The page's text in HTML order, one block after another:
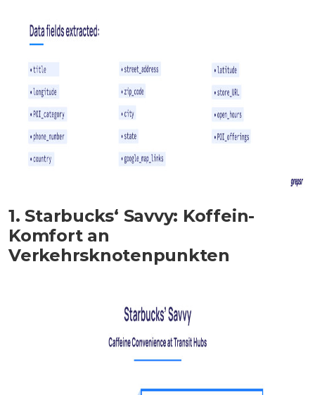
1. Starbucks‘ Savvy: Koffein-
Komfort an
Verkehrsknotenpunkten